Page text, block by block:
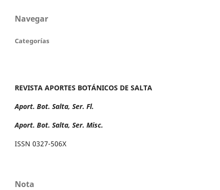
Navegar
Categorías
REVISTA APORTES BOTÁNICOS DE SALTA
Aport. Bot. Salta, Ser. Fl.
Aport. Bot. Salta, Ser. Misc.
ISSN 0327-506X
Nota